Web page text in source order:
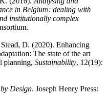
in Belgium: dealing with
institutionally complex
D. (2020). Enhancing
The state of the art
planning, Sustainability, 12(19):
Design. Joseph Henry Press: